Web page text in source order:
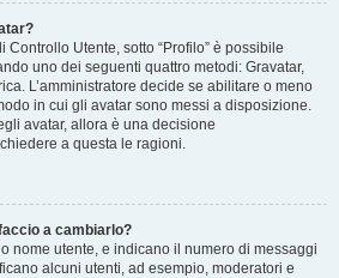
Controllo Utente, sotto “Profilo” è possibile
uno dei seguenti quattro metodi: Gravatar,
L’amministratore decide se abilitare o meno
in cui gli avatar sono messi a disposizione.
avatar, allora è una decisione
a questa le ragioni.
a cambiarlo?
nome utente, e indicano il numero di messaggi
alcuni utenti, ad esempio, moderatori e